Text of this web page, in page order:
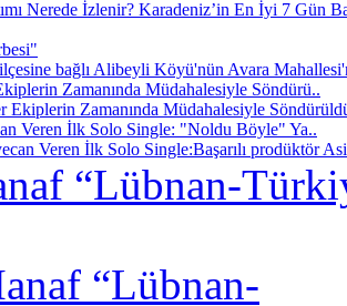
bağlı Alibeyli Köyü'nün Avara
Zamanında Müdahalesiyle Söndürü..
Veren İlk Solo Single: "Noldu Böyle" Ya..
Başarılı prodüktör
“Lübnan-